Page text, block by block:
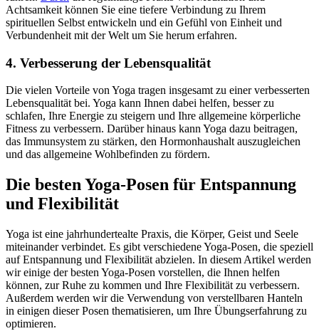
Achtsamkeit können Sie eine tiefere Verbindung zu Ihrem
spirituellen Selbst entwickeln und ein Gefühl von Einheit und
Verbundenheit mit der Welt um Sie herum erfahren.
4. Verbesserung der Lebensqualität
Die vielen Vorteile von Yoga tragen insgesamt zu einer verbesserten
Lebensqualität bei. Yoga kann Ihnen dabei helfen, besser zu
schlafen, Ihre Energie zu steigern und Ihre allgemeine körperliche
Fitness zu verbessern. Darüber hinaus kann Yoga dazu beitragen,
das Immunsystem zu stärken, den Hormonhaushalt auszugleichen
und das allgemeine Wohlbefinden zu fördern.
Die besten Yoga-Posen für Entspannung
und Flexibilität
Yoga ist eine jahrhundertealte Praxis, die Körper, Geist und Seele
miteinander verbindet. Es gibt verschiedene Yoga-Posen, die speziell
auf Entspannung und Flexibilität abzielen. In diesem Artikel werden
wir einige der besten Yoga-Posen vorstellen, die Ihnen helfen
können, zur Ruhe zu kommen und Ihre Flexibilität zu verbessern.
Außerdem werden wir die Verwendung von verstellbaren Hanteln
in einigen dieser Posen thematisieren, um Ihre Übungserfahrung zu
optimieren.